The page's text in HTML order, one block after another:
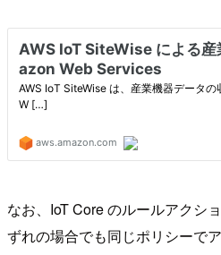
なお、IoT Core のルールアクシ
ずれの場合でも同じポリシーで